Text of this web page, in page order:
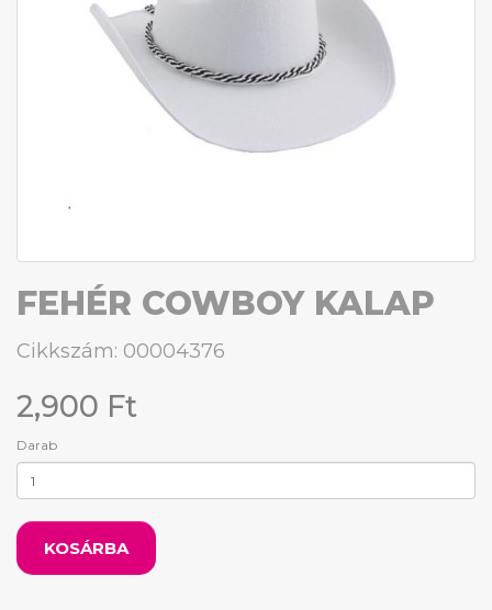
FEHÉR COWBOY KALAP
Cikkszám: 00004376
2,900 Ft
Darab
KOSÁRBA